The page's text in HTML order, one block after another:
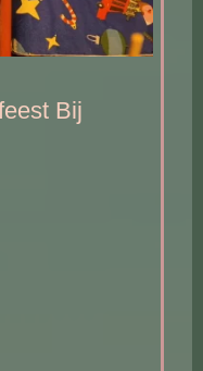
Bij